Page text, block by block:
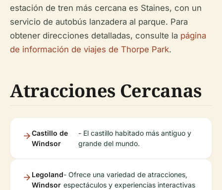
estación de tren más cercana es Staines, con un
servicio de autobús lanzadera al parque. Para
obtener direcciones detalladas, consulte la página
de información de viajes de Thorpe Park.
Atracciones Cercanas
Castillo de
Windsor
- El castillo habitado más antiguo y
grande del mundo.
Legoland
Windsor
- Ofrece una variedad de atracciones,
espectáculos y experiencias interactivas